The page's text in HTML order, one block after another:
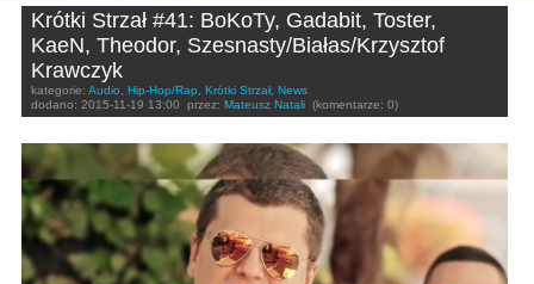
Krótki Strzał #41: BoKoTy, Gadabit, Toster,
KaeN, Theodor, Szesnasty/Białas/Krzysztof
Krawczyk
kategorie: Audio, Hip-Hop/Rap, Krótki Strzał, News
dodano: 2015-11-19 13:00 przez: Mateusz Natali (komentarze: 0)